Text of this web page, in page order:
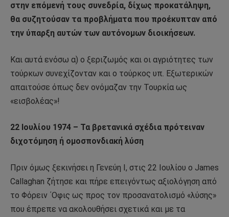
στην επόμενή τους συνεδρία, δίχως προκατάληψη,
θα συζητούσαν τα προβλήματα που προέκυπταν από
την ύπαρξη αυτών των αυτόνομων διοικήσεων.
Και αυτά ενόσω α) ο ξεριζωμός και οι αγριότητες των
τούρκων συνεχίζονταν και ο τούρκος υπ. Εξωτερικών
απαιτούσε όπως δεν ονόμαζαν την Τουρκία ως
«εισβολέας»!
22 Ιουλίου 1974 – Τα βρετανικά σχέδια πρότειναν
διχοτόμηση ή ομοσπονδιακή λύση
Πριν όμως ξεκινήσει η Γενεύη Ι, στις 22 Ιουλίου ο James
Callaghan ζήτησε και πήρε επειγόντως αξιολόγηση από
το Φόρειν ΄Οφις ως προς τον προσανατολισμό «λύσης»
που έπρεπε να ακολουθήσει σχετικά και με τα